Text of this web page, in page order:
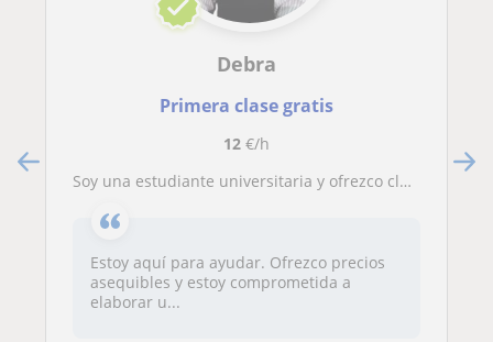
Debra
Primera clase gratis
12€/h
Soy una estudiante universitaria y ofrezco clases particulares de refuerzo de inglés para personas de todas las edades.
Estoy aquí para ayudar. Ofrezco precios
asequibles y estoy comprometida a
elaborar u...